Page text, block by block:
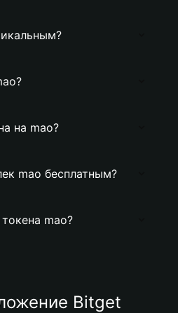
на mao?
mao бесплатным?
mao?
Bitget